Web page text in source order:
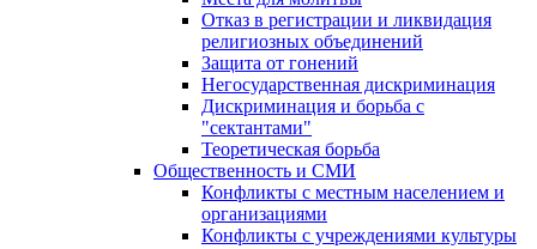
Отказ в регистрации и ликвидация
религиозных объединений
Защита от гонений
Негосударственная дискриминация
Дискриминация и борьба с
"сектантами"
Теоретическая борьба
Общественность и СМИ
Конфликты с местным населением и
организациями
Конфликты с учреждениями культуры